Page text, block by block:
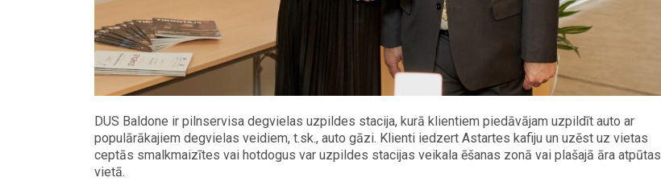
DUS Baldone ir pilnservisa degvielas uzpildes stacija, kurā klientiem piedāvājam uzpildīt auto ar
populārākajiem degvielas veidiem, t.sk., auto gāzi. Klienti iedzert Astartes kafiju un uzēst uz vietas
ceptās smalkmaizītes vai hotdogus var uzpildes stacijas veikala ēšanas zonā vai plašajā āra atpūtas
vietā.